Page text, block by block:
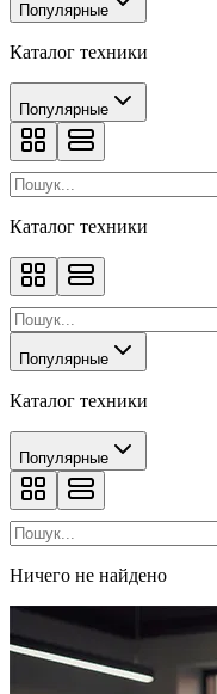
Популярные
Каталог техники
Популярные
Каталог техники
Популярные
Каталог техники
Популярные
Ничего не найдено